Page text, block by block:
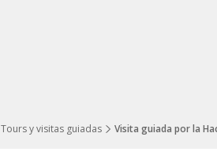
Tours y visitas guiadas Visita guiada por la